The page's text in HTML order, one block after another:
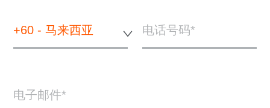
+60 - 马来西亚 电话号码
电子邮件